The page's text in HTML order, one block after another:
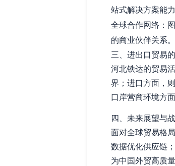
站式解决方案能力
全球合作网络：
的商业伙伴关系。
三、进出口贸易
河北铁达的贸易
界；进口方面，
口岸营商环境方
四、未来展望与
面对全球贸易格
数据优化供应链
为中国外贸高质